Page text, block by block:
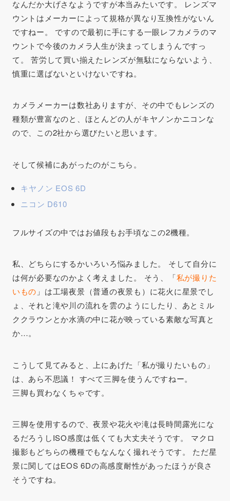
なんだか大げさなようですが本当みたいです。 レンズマ
ウントはメーカーによって規格が異なり互換性がないん
ですねー。 ですので最初に手にする一眼レフカメラのマ
ウントで今後のカメラ人生が決まってしまうんですっ
て。 苦労して買い揃えたレンズが無駄にならないよう、
慎重に選ばないといけないですね。
カメラメーカーは数社ありますが、その中でもレンズの
種類が豊富なのと、ほとんどの人がキヤノンかニコンな
ので、この2社から選びたいと思います。
そして候補にあがったのがこちら。
キヤノン EOS 6D
ニコン D610
フルサイズの中ではお値段もお手頃なこの2機種。
私、どちらにするかいろいろ悩みました。 そして自分に
は何が必要なのかよく考えました。 そう、「私が撮りた
いもの 」は工場夜景（普通の夜景も）に花火に星景でし
ょ、それと滝や川の流れを雲のようにしたり、あとミル
ククラウンとか水滴の中に花が映っている素敵な写真と
か…。
こうして見てみると、上にあげた「私が撮りたいもの」
は、あら不思議！ すべて三脚を使うんですねー。
三脚も買わなくちゃです。
三脚を使用するので、夜景や花火や滝は長時間露光にな
るだろうしISO感度は低くても大丈夫そうです。 マクロ
撮影もどちらの機種でもなんなく撮れそうです。 ただ星
景に関してはEOS 6Dの高感度耐性があったほうが良さ
そうですね。